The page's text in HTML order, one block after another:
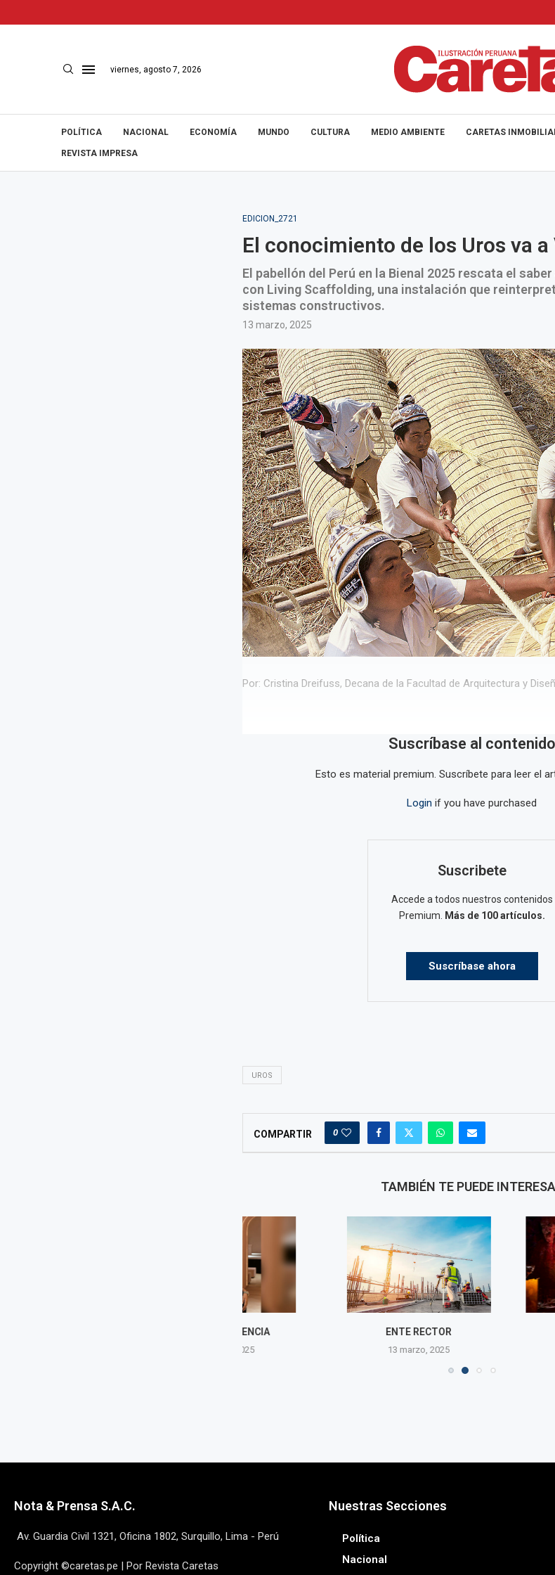
viernes, agosto 7, 2026
POLÍTICA NACIONAL ECONOMÍA MUNDO CULTURA MEDIO AMBIENTE CARETAS
REVISTA IMPRESA
EDICION_2721
El conocimiento de los Uros va a
El pabellón del Perú en la Bienal 2025 rescata el
con Living Scaffolding, una instalación que
sistemas constructivos.
13 marzo, 2025
Por: Cristina Dreifuss, Decana de la Facultad de Arquitectura y
Suscríbase al contenido
Esto es material premium. Suscríbete para leer el
Login if you have purchased
Suscribete
Accede a todos nuestros contenidos
Premium. Más de 100 artículos.
Suscríbase ahora
UROS
COMPARTIR 0
TAMBIÉN TE PUEDE
DAREDEVIL
13 marzo, 2025
Nota & Prensa S.A.C.
Av. Guardia Civil 1321, Oficina 1802, Surquillo, Lima - Perú
Copyright ©caretas.pe | Por Revista Caretas
Nuestras Secciones
Política
Nacional